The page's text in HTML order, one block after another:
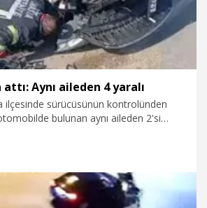
Aynı aileden 4 yaralı
ilçesinde sürücüsünün kontrolünden
bulunan aynı aileden 2'si